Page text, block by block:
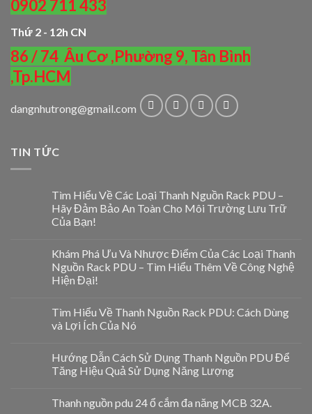
0902 711 433
Thứ 2 - 12h CN
86 / 74 Âu Cơ ,Phường 9, Tân Bình
,Tp.HCM
dangnhutrong@gmail.com
TIN TỨC
Tìm Hiểu Về Các Loại Thanh Nguồn Rack PDU –
Hãy Đảm Bảo An Toàn Cho Môi Trường Lưu Trữ
Của Bạn!
Khám Phá Ưu Và Nhược Điểm Của Các Loại Thanh
Nguồn Rack PDU – Tìm Hiểu Thêm Về Công Nghệ
Hiện Đại!
Tìm Hiểu Về Thanh Nguồn Rack PDU: Cách Dùng
và Lợi Ích Của Nó
Hướng Dẫn Cách Sử Dụng Thanh Nguồn PDU Để
Tăng Hiệu Quả Sử Dụng Năng Lượng
Thanh nguồn pdu 24 ổ cắm đa năng MCB 32A.